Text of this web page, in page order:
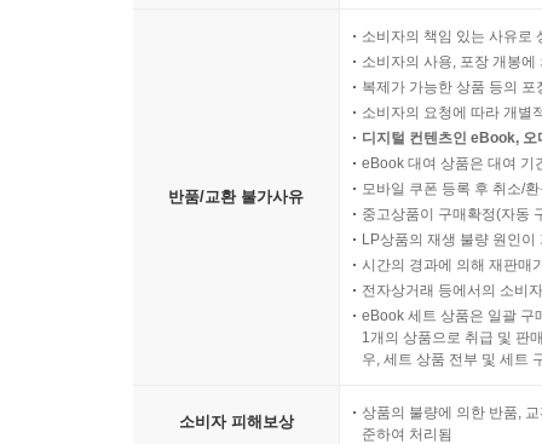
반품/교환 불가사유
소비자의 책임 있는 사유로
소비자의 사용, 포장 개봉
복제가 가능한 상품 등의
소비자의 요청에 따라 개별
디지털 컨텐츠인 eBook,
eBook 대여 상품은 대여 기
모바일 쿠폰 등록 후 취소/
중고상품이 구매확정(자동
LP상품의 재생 불량 원인
시간의 경과에 의해 재판매
전자상거래 등에서의 소비
eBook 세트 상품은 일괄 구
1개의 상품으로 취급 및 판
우, 세트 상품 전부 및 세트
소비자 피해보상
상품의 불량에 의한 반품,
준하여 처리됨